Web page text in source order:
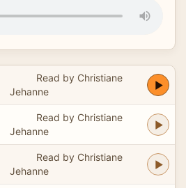
Read by Christiane
Jehanne
Read by Christiane
Jehanne
Read by Christiane
Jehanne